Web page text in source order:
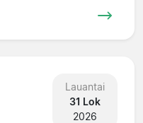
Lauantai
31 Lok
2026